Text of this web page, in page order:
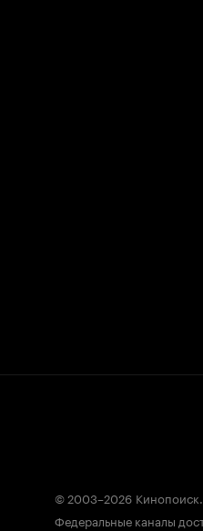
© 2003–2026 Кинопоиск.
Федеральные каналы